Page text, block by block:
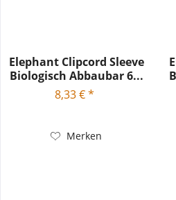
Elephant Clipcord Sleeve
Biologisch Abbaubar 6...
8,33 € *
Merken